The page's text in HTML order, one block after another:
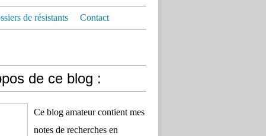
de résistants Contact
de ce blog :
Ce blog amateur contient mes
notes de recherches en